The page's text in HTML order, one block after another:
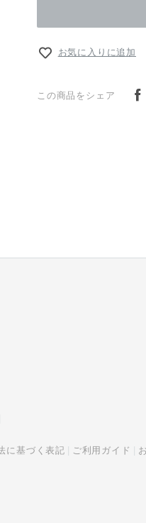
お気に入りに追加
この商品をシェア
に基づく表記 ご利用ガイド